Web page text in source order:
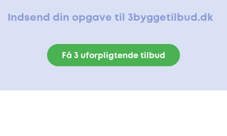
Indsend din opgave til 3byggetilbud.dk
Få 3 uforpligtende tilbud